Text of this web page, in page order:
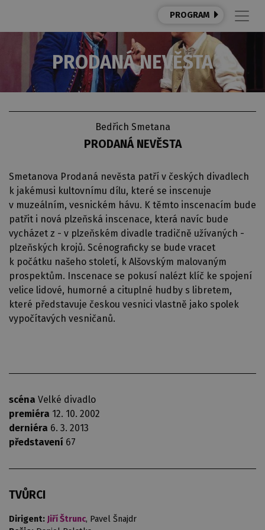
PROGRAM
PRODANÁ NEVĚSTA
Bedřich Smetana
PRODANÁ NEVĚSTA
Smetanova Prodaná nevěsta patří v českých divadlech
k jakémusi kultovnímu dílu, které se inscenuje
v muzeálním, vesnickém hávu. K těmto inscenacím bude
patřit i nová plzeňská inscenace, která navíc bude
vycházet z - v plzeňském divadle tradičně užívaných -
plzeňských krojů. Scénograficky se bude vracet
k počátku našeho století, k Alšovským malovaným
prospektům. Inscenace se pokusí nalézt klíč ke spojení
velice lidové, humorné a cituplné hudby s libretem,
které představuje českou vesnici vlastně jako spolek
vypočítavých vesničanů.
scéna Velké divadlo
premiéra 12. 10. 2002
derniéra 6. 3. 2013
představení 67
TVŮRCI
Dirigent: Jiří Štrunc, Pavel Šnajdr